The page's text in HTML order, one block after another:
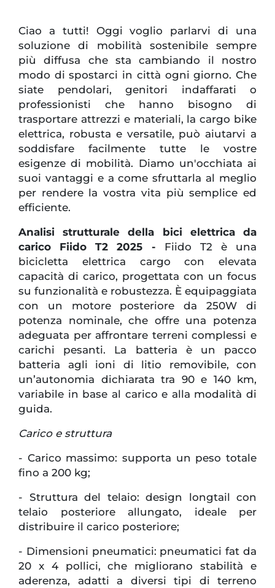
Ciao a tutti! Oggi voglio parlarvi di una
soluzione di mobilità sostenibile sempre
più diffusa che sta cambiando il nostro
modo di spostarci in città ogni giorno. Che
siate pendolari, genitori indaffarati o
professionisti che hanno bisogno di
trasportare attrezzi e materiali, la cargo bike
elettrica, robusta e versatile, può aiutarvi a
soddisfare facilmente tutte le vostre
esigenze di mobilità. Diamo un'occhiata ai
suoi vantaggi e a come sfruttarla al meglio
per rendere la vostra vita più semplice ed
efficiente.
Analisi strutturale della bici elettrica da
carico Fiido T2 2025 - Fiido T2 è una
bicicletta elettrica cargo con elevata
capacità di carico, progettata con un focus
su funzionalità e robustezza. È equipaggiata
con un motore posteriore da 250W di
potenza nominale, che offre una potenza
adeguata per affrontare terreni complessi e
carichi pesanti. La batteria è un pacco
batteria agli ioni di litio removibile, con
un’autonomia dichiarata tra 90 e 140 km,
variabile in base al carico e alla modalità di
guida.
Carico e struttura
- Carico massimo: supporta un peso totale
fino a 200 kg;
- Struttura del telaio: design longtail con
telaio posteriore allungato, ideale per
distribuire il carico posteriore;
- Dimensioni pneumatici: pneumatici fat da
20 x 4 pollici, che migliorano stabilità e
aderenza, adatti a diversi tipi di terreno